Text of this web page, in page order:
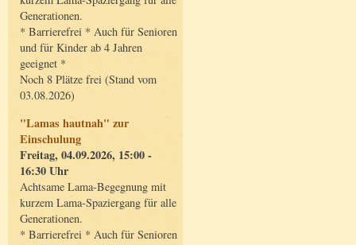
Generationen.
* Barrierefrei * Auch für Senioren
und für Kinder ab 4 Jahren
geeignet *
Noch 8 Plätze frei (Stand vom
03.08.2026)
"Lamas hautnah" zur
Einschulung
Freitag, 04.09.2026, 15:00 -
16:30 Uhr
Achtsame Lama-Begegnung mit
kurzem Lama-Spaziergang für alle
Generationen.
* Barrierefrei * Auch für Senioren